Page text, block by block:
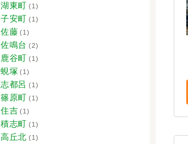
湖東町 (1)
子安町 (1)
佐藤 (1)
佐鳴台 (2)
鹿谷町 (1)
蜆塚 (1)
志都呂 (1)
篠原町 (1)
住吉 (1)
積志町 (1)
高丘北 (1)